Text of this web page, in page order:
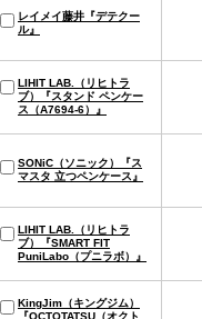
レイメイ藤井『デテクー
ル』
LIHIT LAB.（リヒトラ
ブ）『スタンド ペンケー
ス（A7694-6）』
SONiC（ソニック）『ス
マスタ 立つペンケース』
LIHIT LAB.（リヒトラ
ブ）『SMART FIT
PuniLabo（プニラボ）』
KingJim（キングジム）
『OCTOTATSU（オクト